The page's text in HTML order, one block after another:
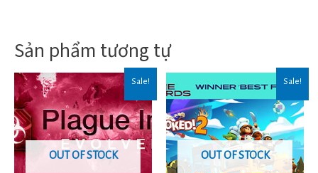
Sản phẩm tương tự
Sale!
OUT OF STOCK
Sale!
OUT OF STOCK